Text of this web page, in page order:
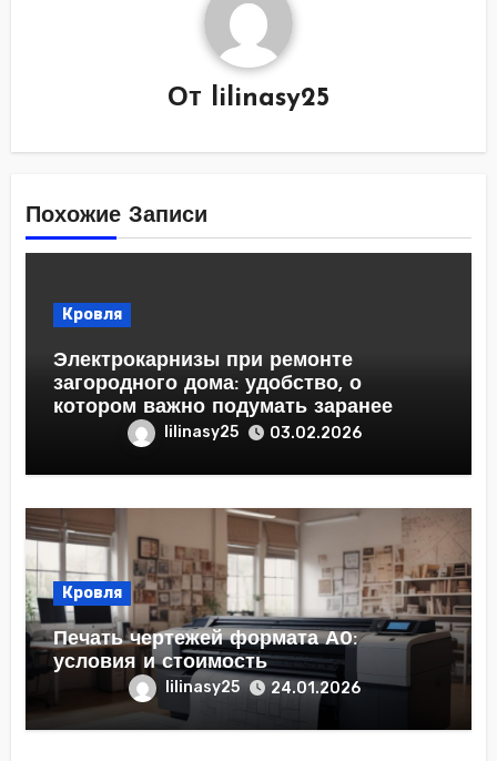
От lilinasy25
Похожие Записи
Кровля
Электрокарнизы при ремонте
загородного дома: удобство, о
котором важно подумать заранее
lilinasy25 03.02.2026
Кровля
Печать чертежей формата А0:
условия и стоимость
lilinasy25 24.01.2026